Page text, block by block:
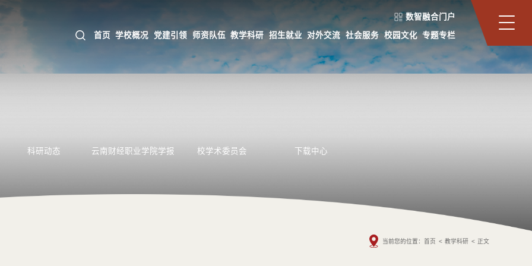
数智融合门户
首页 学校概况 党建引领 师资队伍 教学科研 招生就业 对外交流 社会服务 校园文化 专题专栏
科研动态 云南财经职业学院学报 校学术委员会 下载中心
当前您的位置： 首页 < 教学科研 < 正文